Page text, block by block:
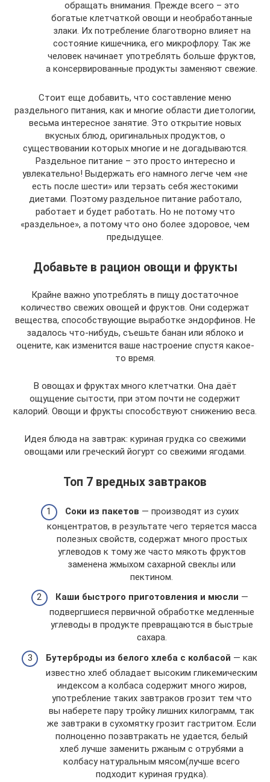
обращать внимания. Прежде всего – это
богатые клетчаткой овощи и необработанные
злаки. Их потребление благотворно влияет на
состояние кишечника, его микрофлору. Так же
человек начинает употреблять больше фруктов,
а консервированные продукты заменяют свежие.
Стоит еще добавить, что составление меню
раздельного питания, как и многие области диетологии,
весьма интересное занятие. Это открытие новых
вкусных блюд, оригинальных продуктов, о
существовании которых многие и не догадываются.
Раздельное питание – это просто интересно и
увлекательно! Выдержать его намного легче чем «не
есть после шести» или терзать себя жестокими
диетами. Поэтому раздельное питание работало,
работает и будет работать. Но не потому что
«раздельное», а потому что оно более здоровое, чем
предыдущее.
Добавьте в рацион овощи и фрукты
Крайне важно употреблять в пищу достаточное
количество свежих овощей и фруктов. Они содержат
вещества, способствующие выработке эндорфинов. Не
задалось что-нибудь, съешьте банан или яблоко и
оцените, как изменится ваше настроение спустя какое-
то время.
В овощах и фруктах много клетчатки. Она даёт
ощущение сытости, при этом почти не содержит
калорий. Овощи и фрукты способствуют снижению веса.
Идея блюда на завтрак: куриная грудка со свежими
овощами или греческий йогурт со свежими ягодами.
Топ 7 вредных завтраков
Соки из пакетов — производят из сухих
концентратов, в результате чего теряется масса
полезных свойств, содержат много простых
углеводов к тому же часто мякоть фруктов
заменена жмыхом сахарной свеклы или
пектином.
Каши быстрого приготовления и мюсли —
подвергшиеся первичной обработке медленные
углеводы в продукте превращаются в быстрые
сахара.
Бутерброды из белого хлеба с колбасой — как
известно хлеб обладает высоким гликемическим
индексом а колбаса содержит много жиров,
употребление таких завтраков грозит тем что
вы наберете пару тройку лишних килограмм, так
же завтраки в сухомятку грозит гастритом. Если
полноценно позавтракать не удается, белый
хлеб лучше заменить ржаным с отрубями а
колбасу натуральным мясом(лучше всего
подходит куриная грудка).